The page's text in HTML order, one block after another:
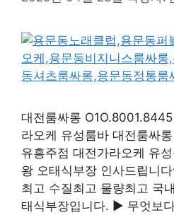
대전룸싸롱
라오케 유성룸바 대전룸싸
유흥주점 대전가라오케 유
왕 오태식부장 인사드립니
최고 수질최고 물량최고 국
태식부장입니다. ▶ 무엇보